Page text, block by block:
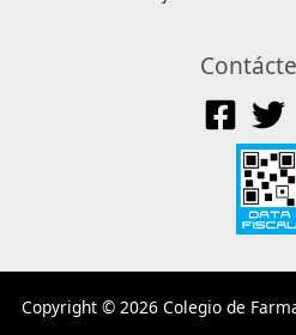
Copyright © 2026 Colegio de